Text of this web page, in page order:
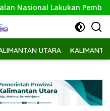
Lakukan Pembersihan dan
UTARA